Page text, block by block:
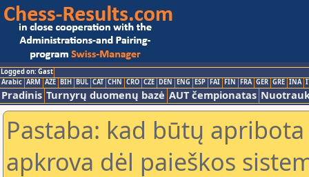
Logged on: Gast
Arabic ARM AZE BIH BUL CAT CHN CRO CZE DEN ENG ESP FAI FIN FRA GER GRE INA
Pradinis Turnyrų duomenų bazė AUT čempionatas
Pastaba: kad būtų
apkrova dėl paieškos